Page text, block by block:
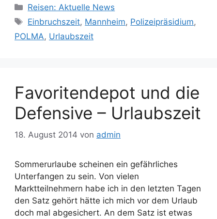
Kategorien
Reisen: Aktuelle News
Schlagwörter
Einbruchszeit, Mannheim, Polizeipräsidium,
POLMA, Urlaubszeit
Favoritendepot und die
Defensive – Urlaubszeit
18. August 2014 von admin
Sommerurlaube scheinen ein gefährliches
Unterfangen zu sein. Von vielen
Marktteilnehmern habe ich in den letzten Tagen
den Satz gehört hätte ich mich vor dem Urlaub
doch mal abgesichert. An dem Satz ist etwas